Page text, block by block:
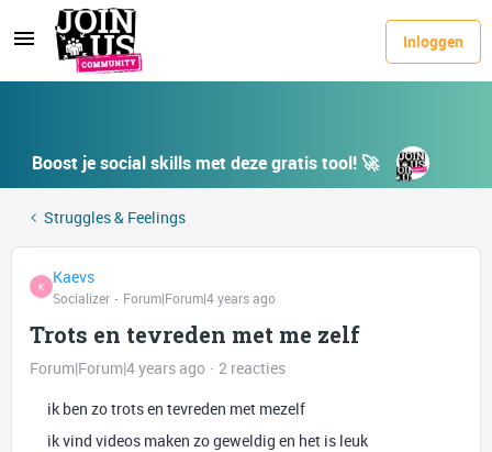
Inloggen
Boost je social skills met deze gratis tool! 🚀
Struggles & Feelings
K Kaevs
Socializer Forum|Forum|4 years ago
Trots en tevreden met me zelf
Forum|Forum|4 years ago
2 reacties
ik ben zo trots en tevreden met mezelf
ik vind videos maken zo geweldig en het is leuk